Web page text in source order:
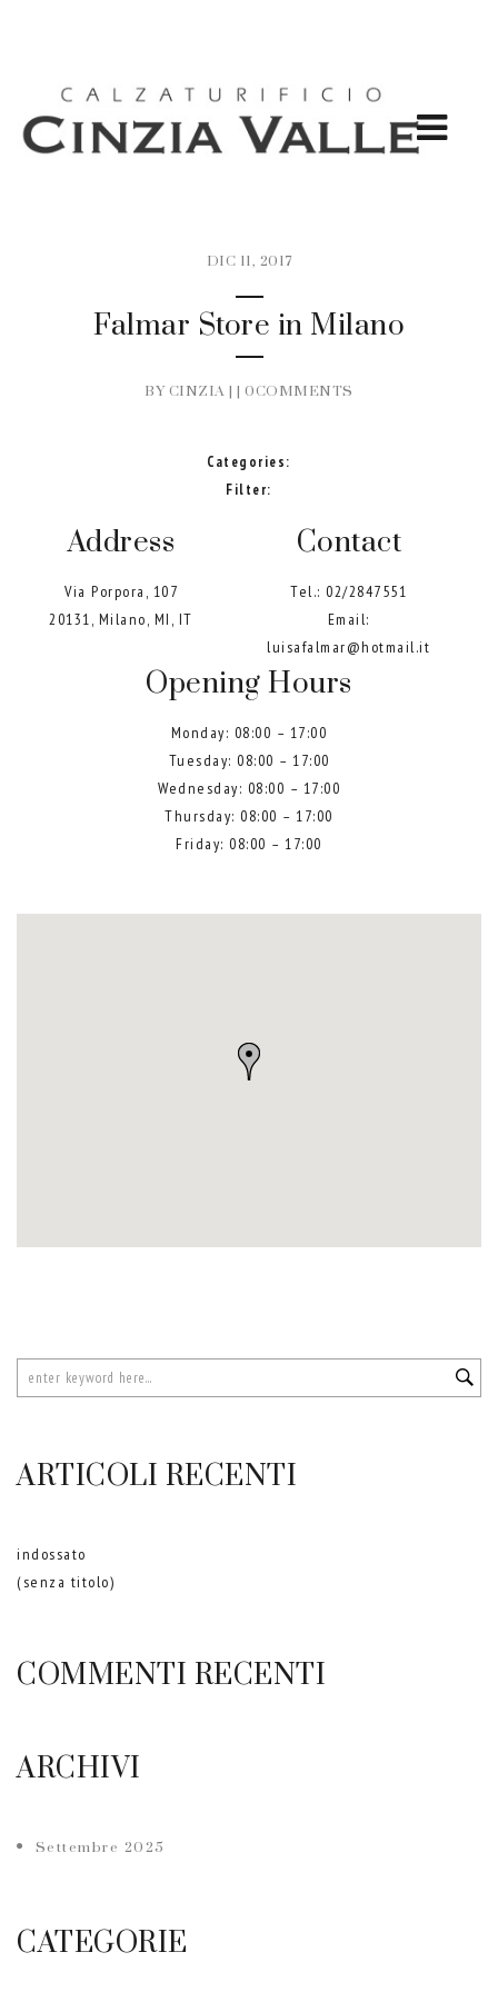
DIC 11, 2017
Falmar Store in Milano
BY CINZIA | |0COMMENTS
Categories:
Filter:
Address
Via Porpora, 107
20131, Milano, MI, IT
Contact
Tel.: 02/2847551
Email:
luisafalmar@hotmail.it
Opening Hours
Monday: 08:00 – 17:00
Tuesday: 08:00 – 17:00
Wednesday: 08:00 – 17:00
Thursday: 08:00 – 17:00
Friday: 08:00 – 17:00
ARTICOLI RECENTI
indossato
(senza titolo)
COMMENTI RECENTI
ARCHIVI
Settembre 2025
CATEGORIE